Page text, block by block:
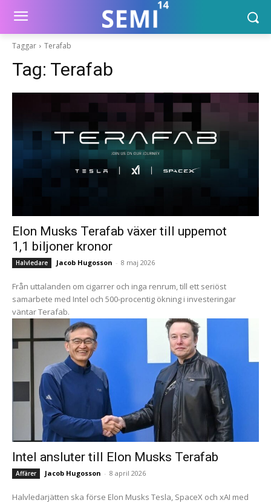
Taggar Terafab
Tag: Terafab
Elon Musks Terafab växer till uppemot
1,1 biljoner kronor
Halvledare Jacob Hugosson - 8 maj 2026
Från uttalanden om cigarrer och inga renrum, till ett seriöst
samarbete med Intel och 500-procentig ökning i investeringar
väntar Terafab.
Intel ansluter till Elon Musks Terafab
Affärer Jacob Hugosson - 8 april 2026
Halvledarjätten ska förse Elon Musks Tesla, SpaceX och xAI med